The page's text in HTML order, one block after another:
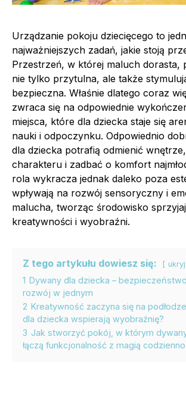
Urządzanie pokoju dziecięcego to
najważniejszych zadań, jakie stoją
Przestrzeń, w której maluch dorasta,
nie tylko przytulna, ale także
bezpieczna. Właśnie dlatego coraz
zwraca się na odpowiednie
miejsca, które dla dziecka staje się
nauki i odpoczynku. Odpowiednio
dla dziecka potrafią odmienić
charakteru i zadbać o komfort
rola wykracza jednak daleko poza
wpływają na rozwój sensoryczny i
malucha, tworząc środowisko
kreatywności i wyobraźni.
Z tego artykułu dowiesz się: ukryj
1 Dywany dla dziecka –
rozwój w jednym
2 Kreatywność zaczyna się na
dla dziecka wspierają wyobraźnię?
3 Jak stworzyć pokój, w którym
łączą funkcjonalność z magią